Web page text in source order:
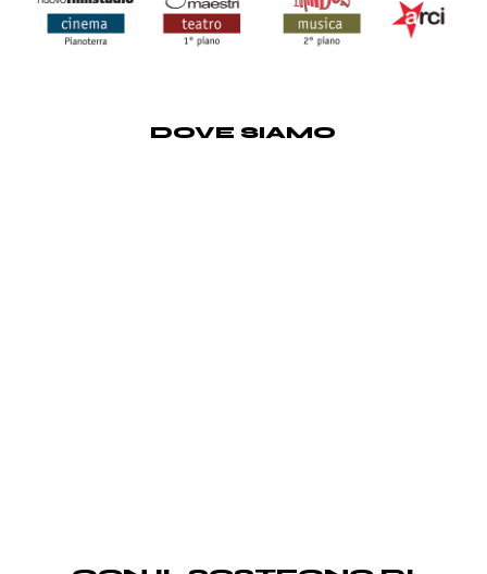
DOVE SIAMO